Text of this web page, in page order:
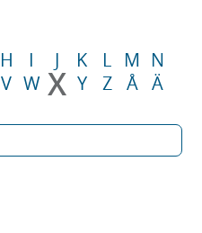
H I J K L M N
V W X Y Z Å Ä